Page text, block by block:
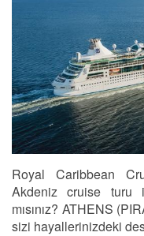
Giriş Yap
Royal Caribbean
Akdeniz cruise turu
mısınız? ATHENS
sizi hayallerinizdeki